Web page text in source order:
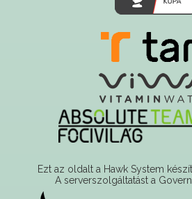
Ezt az oldalt a Hawk System